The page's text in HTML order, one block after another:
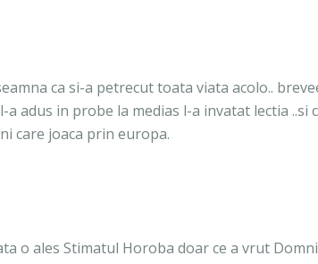
ca si-a petrecut toata viata acolo..
adus in probe la medias l-a invatat lectia ..si
care joaca prin europa.
o ales Stimatul Horoba doar ce a vrut